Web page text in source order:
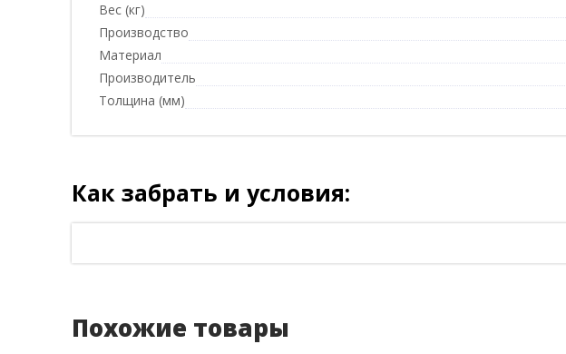
Вес (кг)
Производство
Материал
Производитель
Толщина (мм)
Как забрать и условия:
Похожие товары